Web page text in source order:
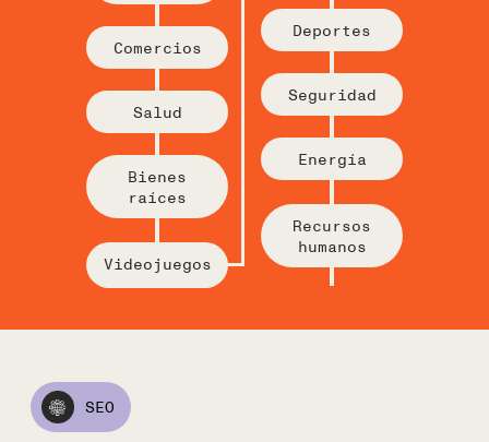
Comercios
Salud
Bienes
raíces
Videojuegos
Deportes
Seguridad
Energía
Recursos
humanos
SEO